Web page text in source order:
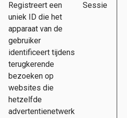
Registreert een
uniek ID die het
apparaat van de
gebruiker
identificeert tijdens
terugkerende
bezoeken op
websites die
hetzelfde
advertentienetwerk
Sessie